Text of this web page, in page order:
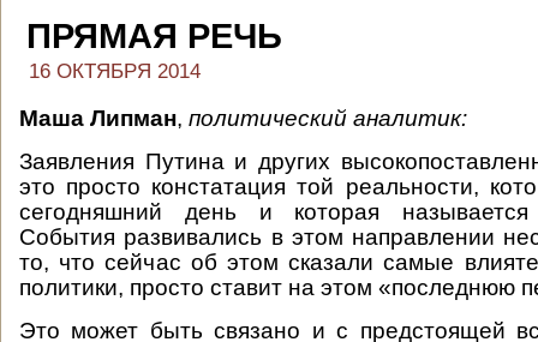
ПРЯМАЯ РЕЧЬ
16 ОКТЯБРЯ 2014
Маша Липман, политический аналитик:
Заявления Путина и других
это просто констатация той реальности,
сегодняшний день и которая называется
События развивались в этом направлении
то, что сейчас об этом сказали самые
политики, просто ставит на этом «последнюю
Это может быть связано и с предстоящей